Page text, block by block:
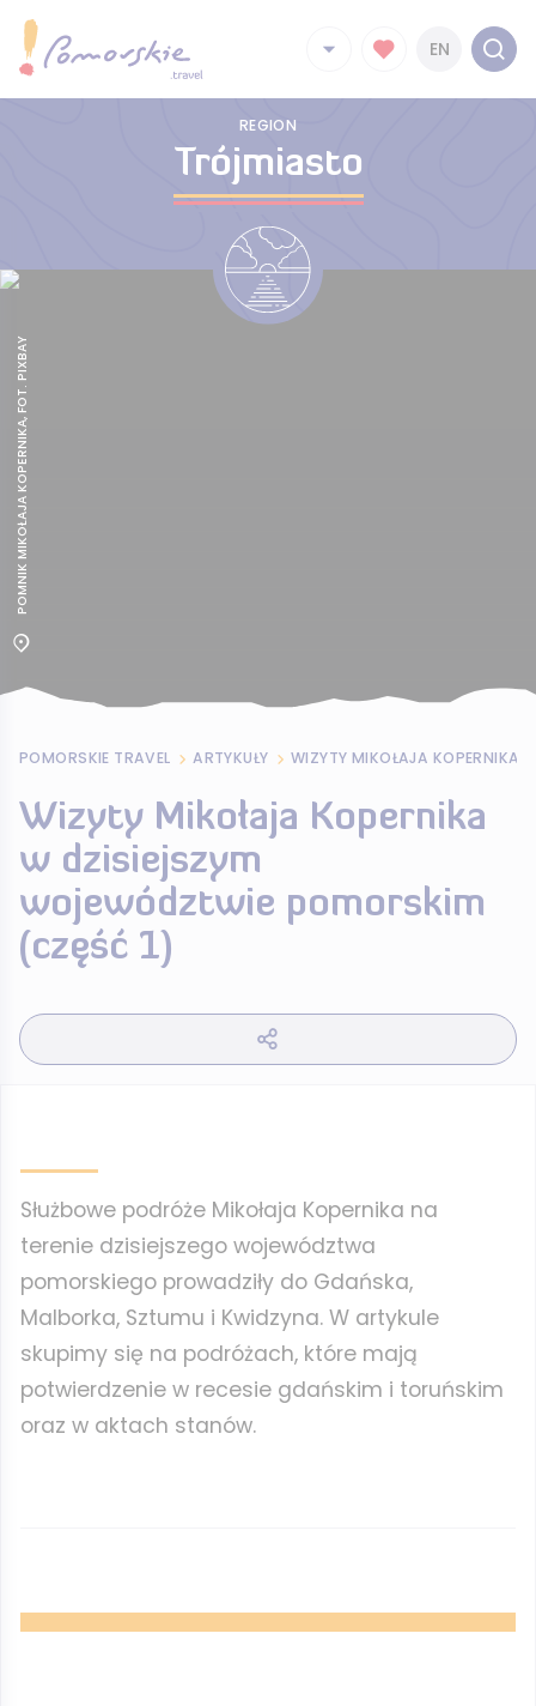
EN
REGION
Trójmiasto
POMNIK MIKOŁAJA KOPERNIKA, FOT. PIXBAY
POMORSKIE TRAVEL ARTYKUŁY
Wizyty Mikołaja Kopernika
w dzisiejszym
województwie pomorskim
(część 1)
Służbowe podróże Mikołaja Kopernika na
terenie dzisiejszego województwa
pomorskiego prowadziły do Gdańska,
Malborka, Sztumu i Kwidzyna. W artykule
skupimy się na podróżach, które mają
potwierdzenie w recesie gdańskim i toruńskim
oraz w aktach stanów.